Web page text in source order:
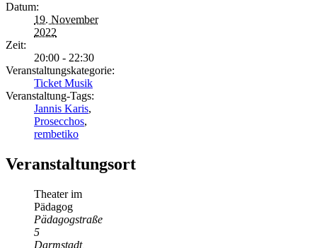
Datum:
19. November
2022
Zeit:
20:00 - 22:30
Veranstaltungskategorie:
Ticket Musik
Veranstaltung-Tags:
Jannis Karis,
Prosecchos,
rembetiko
Veranstaltungsort
Theater im
Pädagog
Pädagogstraße
5
Darmstadt,